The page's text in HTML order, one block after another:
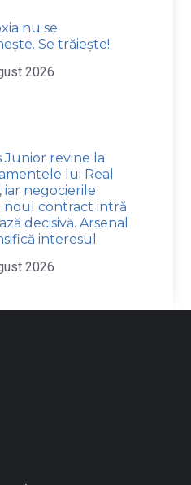
nu se
Se trăiește!
2026
Junior revine la
lui Real
iar negocierile
contract intră
decisivă. Arsenal
interesul
2026